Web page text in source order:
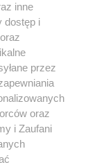
i
sposób (w
polu
w Internecie
lub
prawa, tzn.
może być ścigane
inne
dostęp i
przez
oraz
i Zaufani